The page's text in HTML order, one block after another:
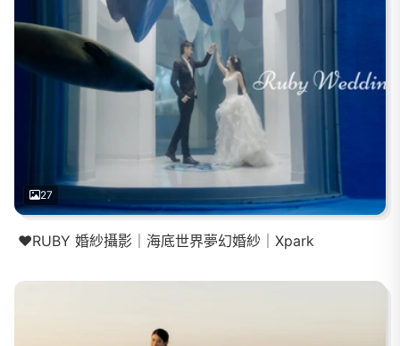
27
❤️RUBY 婚紗攝影｜海底世界夢幻婚紗｜Xpark